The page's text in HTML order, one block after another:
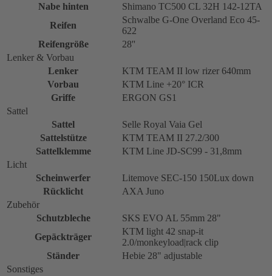
Nabe hinten
Shimano TC500 CL 32H 142-12TA
Reifen
Schwalbe G-One Overland Eco 45-
622
Reifengröße
28''
Lenker & Vorbau
Lenker
KTM TEAM II low rizer 640mm
Vorbau
KTM Line +20° ICR
Griffe
ERGON GS1
Sattel
Sattel
Selle Royal Vaia Gel
Sattelstütze
KTM TEAM II 27.2/300
Sattelklemme
KTM Line JD-SC99 - 31,8mm
Licht
Scheinwerfer
Litemove SEC-150 150Lux down
Rücklicht
AXA Juno
Zubehör
Schutzbleche
SKS EVO AL 55mm 28"
Gepäckträger
KTM light 42 snap-it
2.0/monkeyload|rack clip
Ständer
Hebie 28" adjustable
Sonstiges